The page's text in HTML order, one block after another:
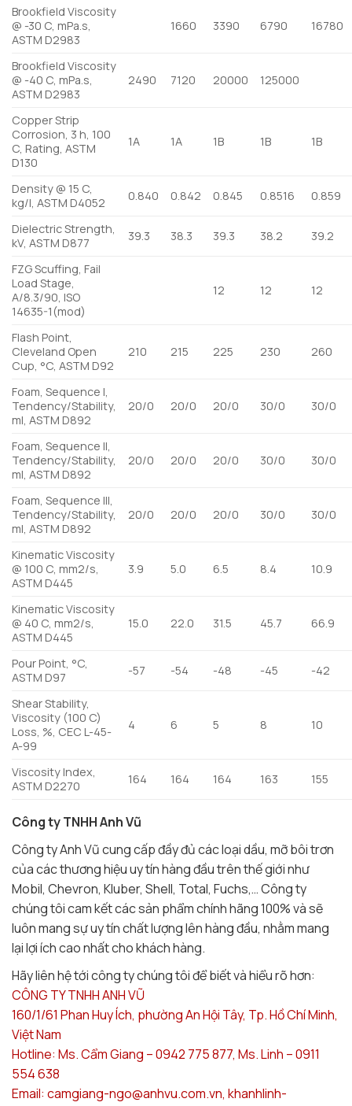
Brookfield Viscosity
@ -30 C, mPa.s,
ASTM D2983
1660 3390 6790 16780
Brookfield Viscosity
@ -40 C, mPa.s,
ASTM D2983
2490 7120 20000 125000
Copper Strip
Corrosion, 3 h, 100
C, Rating, ASTM
D130
1A 1A 1B 1B 1B
Density @ 15 C,
kg/l, ASTM D4052
0.840 0.842 0.845 0.8516 0.859
Dielectric Strength,
kV, ASTM D877
39.3 38.3 39.3 38.2 39.2
FZG Scuffing, Fail
Load Stage,
A/8.3/90, ISO
14635-1(mod)
12 12 12
Flash Point,
Cleveland Open
Cup, °C, ASTM D92
210 215 225 230 260
Foam, Sequence I,
Tendency/Stability,
ml, ASTM D892
20/0 20/0 20/0 30/0 30/0
Foam, Sequence II,
Tendency/Stability,
ml, ASTM D892
20/0 20/0 20/0 30/0 30/0
Foam, Sequence III,
Tendency/Stability,
ml, ASTM D892
20/0 20/0 20/0 30/0 30/0
Kinematic Viscosity
@ 100 C, mm2/s,
ASTM D445
3.9 5.0 6.5 8.4 10.9
Kinematic Viscosity
@ 40 C, mm2/s,
ASTM D445
15.0 22.0 31.5 45.7 66.9
Pour Point, °C,
ASTM D97
-57 -54 -48 -45 -42
Shear Stability,
Viscosity (100 C)
Loss, %, CEC L-45-
A-99
4 6 5 8 10
Viscosity Index,
ASTM D2270
164 164 164 163 155
Công ty TNHH Anh Vũ
Công ty Anh Vũ cung cấp đầy đủ các loại dầu, mỡ bôi trơn
của các thương hiệu uy tín hàng đầu trên thế giới như
Mobil, Chevron, Kluber, Shell, Total, Fuchs,… Công ty
chúng tôi cam kết các sản phẩm chính hãng 100% và sẽ
luôn mang sự uy tín chất lượng lên hàng đầu, nhằm mang
lại lợi ích cao nhất cho khách hàng.
Hãy liên hệ tới công ty chúng tôi để biết và hiểu rõ hơn:
CÔNG TY TNHH ANH VŨ
160/1/61 Phan Huy Ích, phường An Hội Tây, Tp. Hồ Chí Minh,
Việt Nam
Hotline: Ms. Cẩm Giang – 0942 775 877, Ms. Linh – 0911
554 638
Email: camgiang-ngo@anhvu.com.vn, khanhlinh-